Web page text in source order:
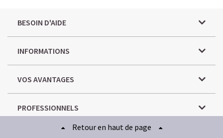
BESOIN D'AIDE
INFORMATIONS
VOS AVANTAGES
PROFESSIONNELS
Retour en haut de page